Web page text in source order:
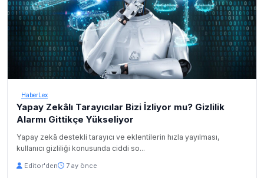
HaberLex
Yapay Zekâlı Tarayıcılar Bizi İzliyor mu? Gizlilik
Alarmı Gittikçe Yükseliyor
Yapay zekâ destekli tarayıcı ve eklentilerin hızla yayılması,
kullanıcı gizliliği konusunda ciddi so...
Editor'den 7 ay önce